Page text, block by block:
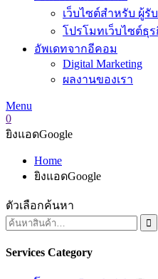
เว็บไซต์สำหรับ ผู้รั
โปรโมทเว็บไซต์ธุร
อัพเดทจากอีคอม
Digital Marketing
ผลงานของเรา
Menu
0
ยิงแอดGoogle
Home
ยิงแอดGoogle
ตัวเลือกค้นหา

Services Category